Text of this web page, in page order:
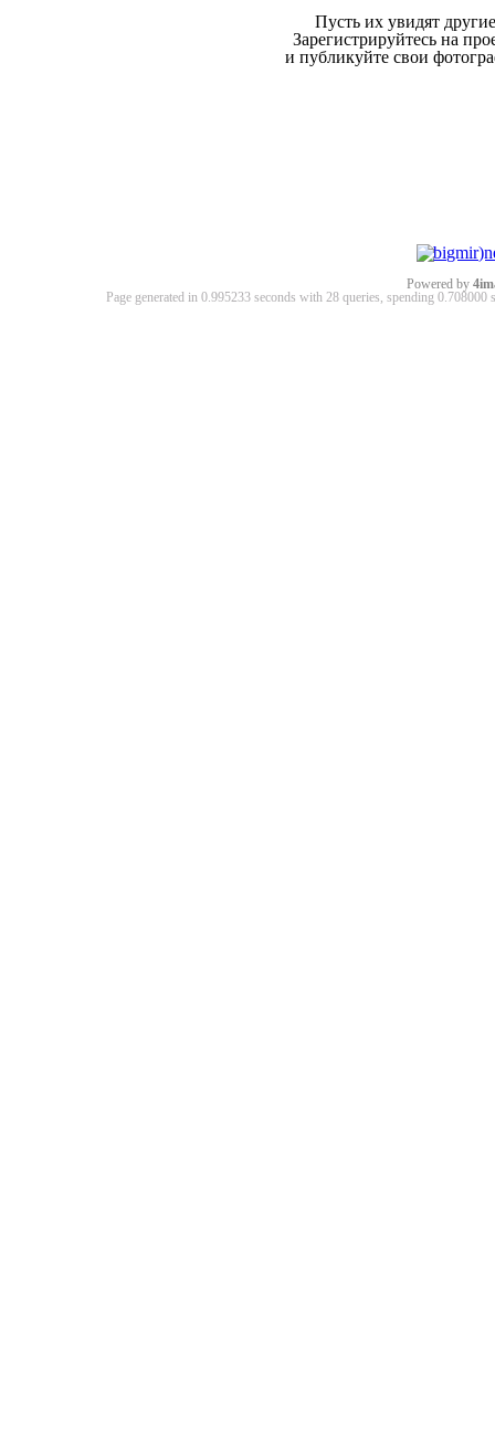
Пусть их увидят
Зарегистрируйтесь на
и публикуйте свои
Powered by
Page generated in 0.995233 seconds with 28 queries, spending